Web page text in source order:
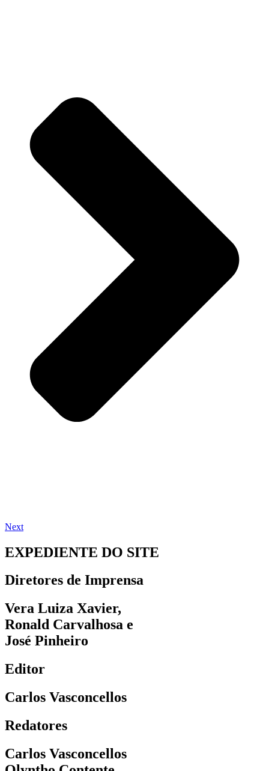
Next
EXPEDIENTE DO SITE
Diretores de Imprensa
Vera Luiza Xavier,
Ronald Carvalhosa e
José Pinheiro
Editor
Carlos Vasconcellos
Redatores
Carlos Vasconcellos